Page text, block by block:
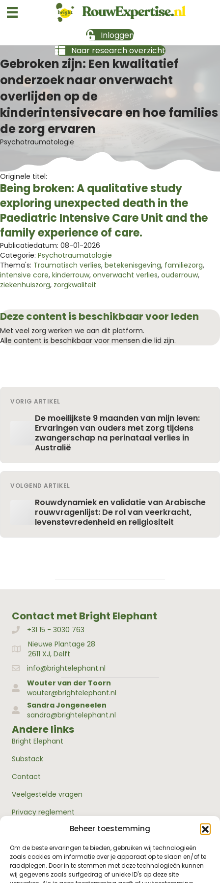
Beheer toestemming
Om de beste ervaringen te bieden, gebruiken wij technologieën
zoals cookies om informatie over je apparaat op te slaan en/of te
raadplegen. Door in te stemmen met deze technologieën kunnen
wij gegevens zoals surfgedrag of unieke ID's op deze site
Inloggen
Naar research overzicht
Gebroken zijn: Een kwalitatief
onderzoek naar onverwacht
overlijden op de
kinderintensivecare en hoe families
de zorg ervaren
Psychotraumatologie
Originele titel:
Being broken: A qualitative study
exploring unexpected death in the
Paediatric Intensive Care Unit and the
family experience of care.
Publicatiedatum: 08-01-2026
Categorie: Psychotraumatologie
Thema's: Traumatisch verlies, betekenisgeving, familiezorg,
intensive care, kinderrouw, onverwacht verlies, ouderrouw,
ziekenhuiszorg, zorgkwaliteit
Deze content is beschikbaar voor leden
Met veel zorg werken we aan dit platform.
Alle content is beschikbaar voor mensen die lid zijn.
VORIG ARTIKEL
De moeilijkste 9 maanden van mijn leven:
Ervaringen van ouders met zorg tijdens
zwangerschap na perinataal verlies in
Australië
VOLGEND ARTIKEL
Rouwdynamiek en validatie van Arabische
rouwvragenlijst: De rol van veerkracht,
levenstevredenheid en religiositeit
Contact met Bright Elephant
Bellen met Bright Elephant
+31 15 - 3030 763
Adres Bright Elephant
Nieuwe Plantage 28
2611 XJ, Delft
info@brightelephant.nl
Wouter van der Toorn
wouter@brightelephant.nl
Sandra Jongeneelen
sandra@brightelephant.nl
Andere links
Bright Elephant
Substack
Contact
Veelgestelde vragen
Privacy reglement
Algemene voorwaarden
Over ons
RouwExpertise.nl is een initiatief van Bright Elephant en
hét kennisplatform over rouw en verlies. Wij bieden
betrouwbare informatie en praktische hulp voor